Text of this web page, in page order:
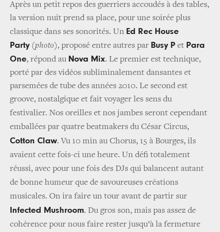
Après un petit repos des guerriers accoudés à des tables,
la version nuit prend sa place, pour une soirée plus
classique dans ses sonorités. Un Ed Rec House
Party(photo), proposé entre autres par Busy P et Para
One, répond au Nova Mix. Le premier est technique,
porté par des vidéos subliminalement dansantes et
parsemées de tube des années 2010. Le second est
groove, nostalgique et fait voyager les sens du
festivalier. Nos oreilles et nos jambes seront cependant
emballées par quatre beatmakers du César Circus,
Cotton Claw. Vu 10 min au Chorus, 15 à Bourges, ils
avaient cette fois-ci une heure. Un défi totalement
réussi, avec pour une fois des DJs qui balancent autant
de bonne humeur que de savoureuses créations
musicales. On ira faire un tour avant de partir sur
Infected Mushroom. Du gros son, mais pas assez de
cohérence pour nous faire rester jusqu’à la fermeture